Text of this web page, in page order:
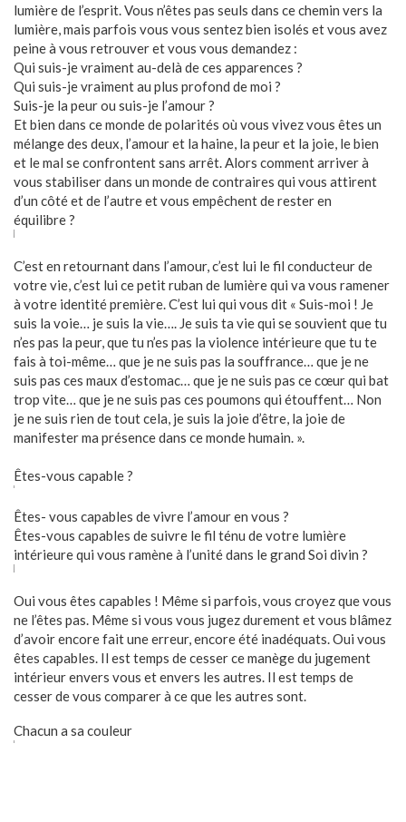
lumière de l’esprit. Vous n’êtes pas seuls dans ce chemin vers la
lumière, mais parfois vous vous sentez bien isolés et vous avez
peine à vous retrouver et vous vous demandez :
Qui suis-je vraiment au-delà de ces apparences ?
Qui suis-je vraiment au plus profond de moi ?
Suis-je la peur ou suis-je l’amour ?
Et bien dans ce monde de polarités où vous vivez vous êtes un
mélange des deux, l’amour et la haine, la peur et la joie, le bien
et le mal se confrontent sans arrêt. Alors comment arriver à
vous stabiliser dans un monde de contraires qui vous attirent
d’un côté et de l’autre et vous empêchent de rester en
équilibre ?
C’est en retournant dans l’amour, c’est lui le fil conducteur de
votre vie, c’est lui ce petit ruban de lumière qui va vous ramener
à votre identité première. C’est lui qui vous dit « Suis-moi ! Je
suis la voie… je suis la vie…. Je suis ta vie qui se souvient que tu
n’es pas la peur, que tu n’es pas la violence intérieure que tu te
fais à toi-même… que je ne suis pas la souffrance… que je ne
suis pas ces maux d’estomac… que je ne suis pas ce cœur qui bat
trop vite… que je ne suis pas ces poumons qui étouffent… Non
je ne suis rien de tout cela, je suis la joie d’être, la joie de
manifester ma présence dans ce monde humain. ».
Êtes-vous capable ?
Êtes- vous capables de vivre l’amour en vous ?
Êtes-vous capables de suivre le fil ténu de votre lumière
intérieure qui vous ramène à l’unité dans le grand Soi divin ?
Oui vous êtes capables ! Même si parfois, vous croyez que vous
ne l’êtes pas. Même si vous vous jugez durement et vous blâmez
d’avoir encore fait une erreur, encore été inadéquats. Oui vous
êtes capables. Il est temps de cesser ce manège du jugement
intérieur envers vous et envers les autres. Il est temps de
cesser de vous comparer à ce que les autres sont.
Chacun a sa couleur